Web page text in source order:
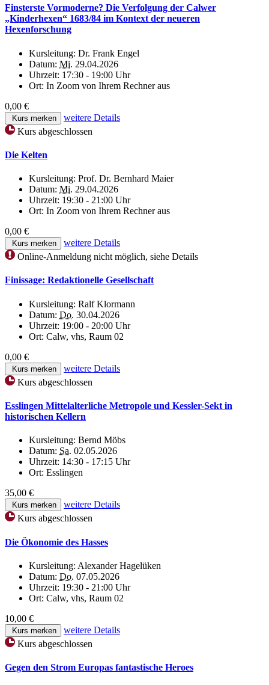
Finsterste Vormoderne? Die Verfolgung der Calwer
„Kinderhexen“ 1683/84 im Kontext der neueren
Hexenforschung
Kursleitung: Dr. Frank Engel
Datum: Mi. 29.04.2026
Uhrzeit: 17:30 - 19:00 Uhr
Ort: In Zoom von Ihrem Rechner aus
0,00 €
Kurs merken
weitere Details
Kurs abgeschlossen
Die Kelten
Kursleitung: Prof. Dr. Bernhard Maier
Datum: Mi. 29.04.2026
Uhrzeit: 19:30 - 21:00 Uhr
Ort: In Zoom von Ihrem Rechner aus
0,00 €
Kurs merken
weitere Details
Online-Anmeldung nicht möglich, siehe Details
Finissage: Redaktionelle Gesellschaft
Kursleitung: Ralf Klormann
Datum: Do. 30.04.2026
Uhrzeit: 19:00 - 20:00 Uhr
Ort: Calw, vhs, Raum 02
0,00 €
Kurs merken
weitere Details
Kurs abgeschlossen
Esslingen Mittelalterliche Metropole und Kessler-Sekt in
historischen Kellern
Kursleitung: Bernd Möbs
Datum: Sa. 02.05.2026
Uhrzeit: 14:30 - 17:15 Uhr
Ort: Esslingen
35,00 €
Kurs merken
weitere Details
Kurs abgeschlossen
Die Ökonomie des Hasses
Kursleitung: Alexander Hagelüken
Datum: Do. 07.05.2026
Uhrzeit: 19:30 - 21:00 Uhr
Ort: Calw, vhs, Raum 02
10,00 €
Kurs merken
weitere Details
Kurs abgeschlossen
Gegen den Strom Europas fantastische Heroes